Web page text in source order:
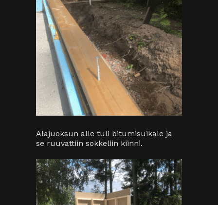
Alajuoksun alle tuli bitumisuikale ja
se ruuvattiin sokkeliin kiinni.